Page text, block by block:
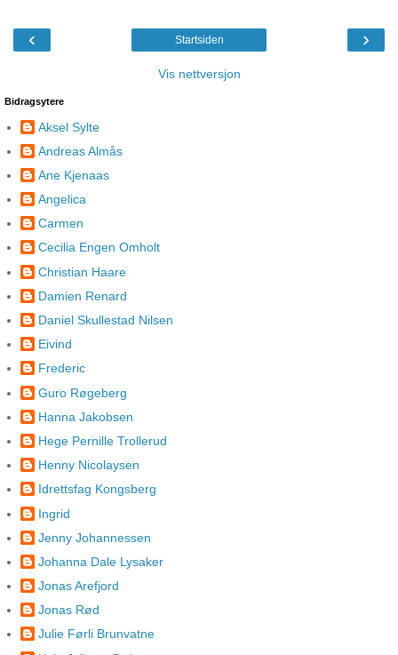
‹ ›
Startsiden
Vis nettversjon
Bidragsytere
Aksel Sylte
Andreas Almås
Ane Kjenaas
Angelica
Carmen
Cecilia Engen Omholt
Christian Haare
Damien Renard
Daniel Skullestad Nilsen
Eivind
Frederic
Guro Røgeberg
Hanna Jakobsen
Hege Pernille Trollerud
Henny Nicolaysen
Idrettsfag Kongsberg
Ingrid
Jenny Johannessen
Johanna Dale Lysaker
Jonas Arefjord
Jonas Rød
Julie Førli Brunvatne